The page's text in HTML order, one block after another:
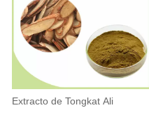
Extracto de Tongkat Ali